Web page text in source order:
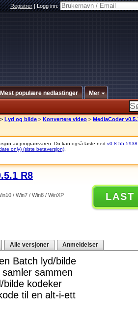
Registrer|Logg inn:
Mest populære nedlastinger Mer
> Lyd og bilde > Konvertere video > MediaCoder
av programvaren. Du kan også laste ned v0.8.55.5938
only) (siste betaversjon)
R8
/ Win7 / Win8 / WinXP LAST
Alle versjoner Anmeldelser
Batch lyd/bilde
sammen
bilde kodeker
til en alt-i-ett